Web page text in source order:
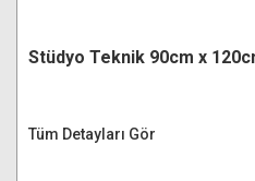
Stüdyo Teknik 90cm x
Tüm Detayları Gör